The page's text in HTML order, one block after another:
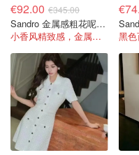
€92.00 €345.00
Sandro 金属感粗花呢装饰迷你连衣裙
小香风精致感，金属感丝线低调闪光